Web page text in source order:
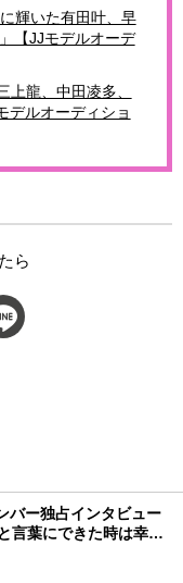
輝いた有田叶、早
【JJモデルオーデ
龍、中田凌多、
デルオーディショ
ら
バー独占インタビュー
言葉にできた時は幸